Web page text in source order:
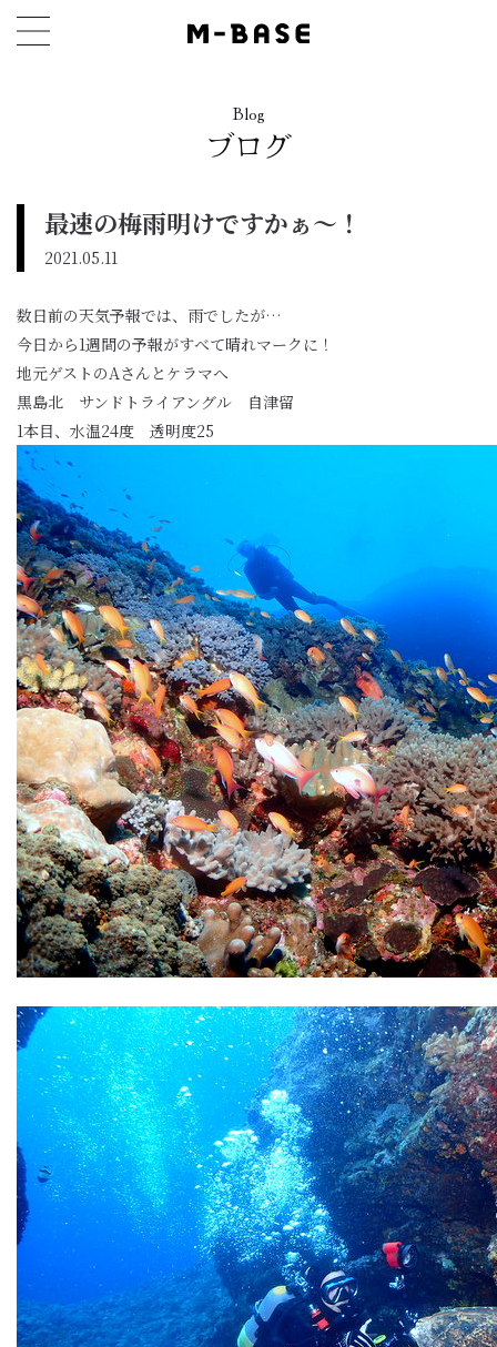
Blog
ブログ
最速の梅雨明けですかぁ〜！
2021.05.11
数日前の天気予報では、雨でしたが…
今日から1週間の予報がすべて晴れマークに！
地元ゲストのAさんとケラマへ
黒島北 サンドトライアングル 自津留
1本目、水温24度 透明度25